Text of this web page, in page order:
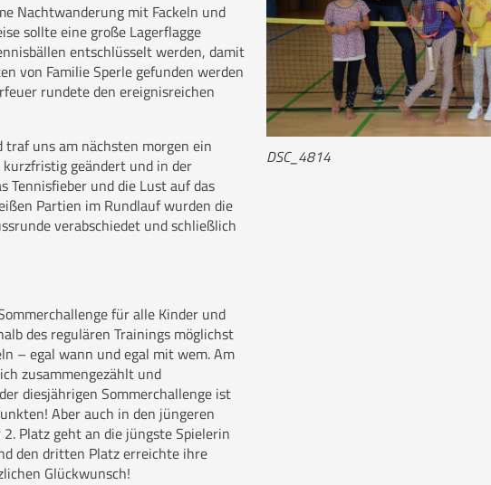
DSC_4814
Nachtwanderung mit Fackeln und
sollte eine große Lagerflagge
entschlüsselt werden, damit
von Familie Sperle gefunden werden
rundete den ereignisreichen
uns am nächsten morgen ein
geändert und in der
und die Lust auf das
Partien im Rundlauf wurden die
verabschiedet und schließlich
für alle Kinder und
des regulären Trainings möglichst
– egal wann und egal mit wem. Am
zusammengezählt und
diesjährigen Sommerchallenge ist
Aber auch in den jüngeren
Platz geht an die jüngste Spielerin
den dritten Platz erreichte ihre
Glückwunsch!